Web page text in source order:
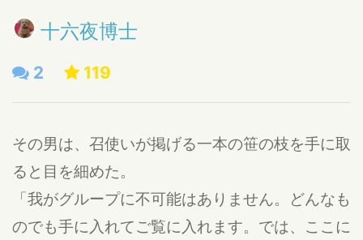
十六夜博士
2 119
その男は、召使いが掲げる一本の笹の枝を手に取
ると目を細めた。
「我がグループに不可能はありません。どんなも
のでも手に入れてご覧に入れます。では、ここに